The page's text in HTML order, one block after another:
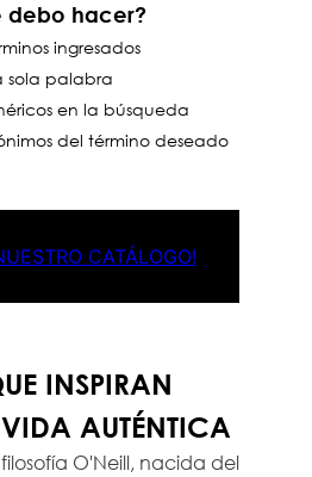
debo hacer?
ingresados
sola palabra
en la búsqueda
del término deseado
CATÁLOGO!
INSPIRAN
AUTÉNTICA
O'Neill, nacida del